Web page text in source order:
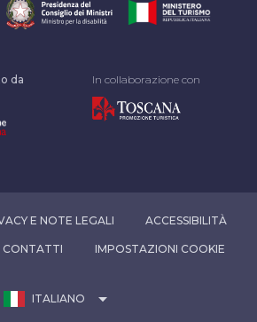
da In collaborazione con
E NOTE LEGALI ACCESSIBILITÀ
CONTATTI IMPOSTAZIONI COOKIE
ITALIANO arrow_drop_down